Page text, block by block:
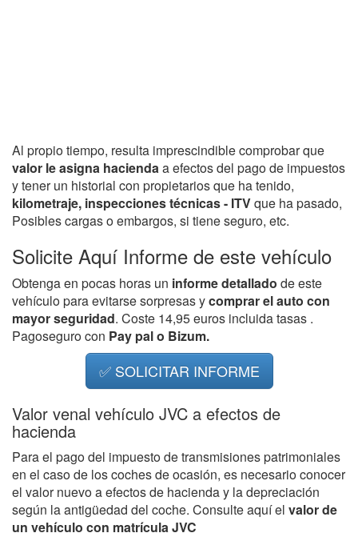
Al propio tiempo, resulta imprescindible comprobar que
valor le asigna haciendaa efectos del pago de impuestos
y tener un historial con propietarios que ha tenido,
kilometraje, inspecciones técnicas - ITVque ha pasado,
Posibles cargas o embargos, si tiene seguro, etc.
Solicite Aquí Informe de este vehículo
Obtenga en pocas horas un informe detallado de este
vehículo para evitarse sorpresas ycomprar el auto con
mayor seguridad. Coste 14,95 euros incluida tasas .
Pagoseguro con Pay pal o Bizum.
✅ SOLICITAR INFORME
Valor venal vehículo JVC a efectos de
hacienda
Para el pago del impuesto de transmisiones patrimoniales
en el caso de los coches de ocasión, es necesario conocer
el valor nuevo a efectos de hacienda y la depreciación
según la antigüedad del coche. Consulte aquí el valor de
un vehículo con matrícula JVC